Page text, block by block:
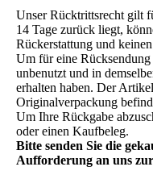
Unser Rücktrittsrecht gilt
14 Tage zurück liegt,
Rückerstattung und
Um für eine
unbenutzt und in
erhalten haben. Der
Originalverpackung
Um Ihre Rückgabe
oder einen Kaufbeleg.
Bitte senden Sie die
Aufforderung an uns